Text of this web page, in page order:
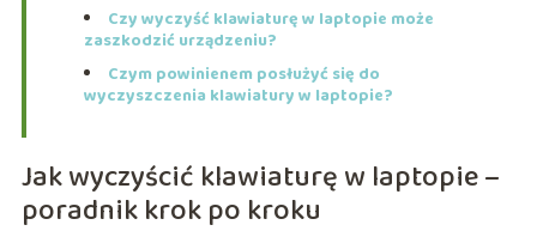
Czy wyczyść klawiaturę w laptopie może
zaszkodzić urządzeniu?
Czym powinienem posłużyć się do
wyczyszczenia klawiatury w laptopie?
Jak wyczyścić klawiaturę w laptopie –
poradnik krok po kroku